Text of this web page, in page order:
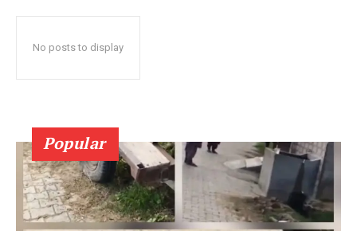
No posts to display
Popular